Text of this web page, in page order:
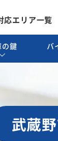
応エリア一覧
鍵 バ
武蔵